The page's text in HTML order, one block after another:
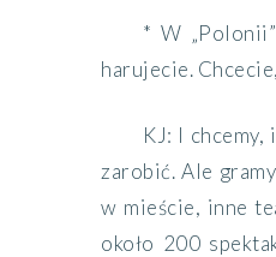
* W
harujecie.
KJ: I
zarobić. Ale
w mieście, inne
około 200